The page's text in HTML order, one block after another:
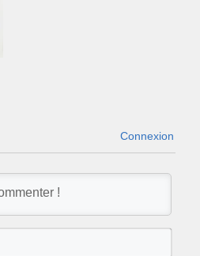
Connexion
N